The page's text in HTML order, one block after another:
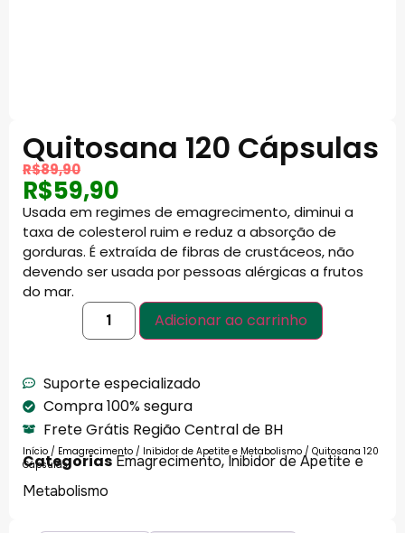
Quitosana 120 Cápsulas
R$89,90
R$59,90
Usada em regimes de emagrecimento, diminui a
taxa de colesterol ruim e reduz a absorção de
gorduras. É extraída de fibras de crustáceos, não
devendo ser usada por pessoas alérgicas a frutos
do mar.
Adicionar ao carrinho
Suporte especializado
Compra 100% segura
Frete Grátis Região Central de BH
Início / Emagrecimento / Inibidor de Apetite e Metabolismo / Quitosana 120
Cápsulas
CategoriasEmagrecimento,Inibidor de Apetite e
Metabolismo